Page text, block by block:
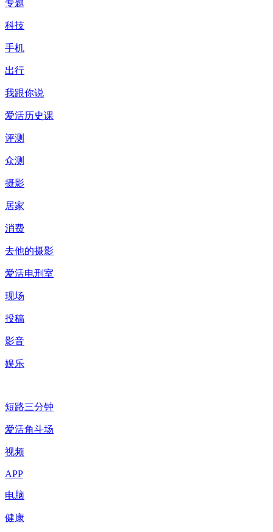
专题
科技
手机
出行
我跟你说
爱活历史课
评测
众测
摄影
居家
消费
去他的摄影
爱活电刑室
现场
投稿
影音
娱乐
短路三分钟
爱活角斗场
视频
APP
电脑
健康